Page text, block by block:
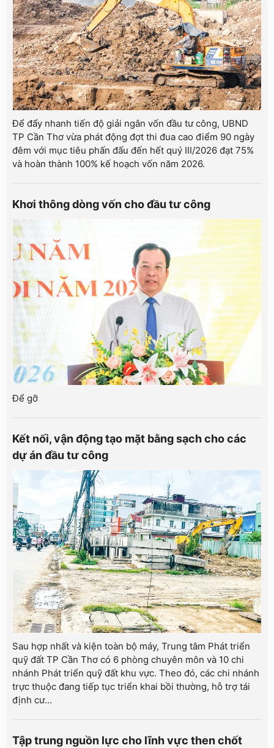
Để đẩy nhanh tiến độ giải ngân vốn đầu tư công, UBND
TP Cần Thơ vừa phát động đợt thi đua cao điểm 90 ngày
đêm với mục tiêu phấn đấu đến hết quý III/2026 đạt 75%
và hoàn thành 100% kế hoạch vốn năm 2026.
Khơi thông dòng vốn cho đầu tư công
Để gỡ
Kết nối, vận động tạo mặt bằng sạch cho các
dự án đầu tư công
Sau hợp nhất và kiện toàn bộ máy, Trung tâm Phát triển
quỹ đất TP Cần Thơ có 6 phòng chuyên môn và 10 chi
nhánh Phát triển quỹ đất khu vực. Theo đó, các chi nhánh
trực thuộc đang tiếp tục triển khai bồi thường, hỗ trợ tái
định cư...
Tập trung nguồn lực cho lĩnh vực then chốt